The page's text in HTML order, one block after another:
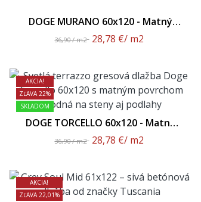
DOGE MURANO 60x120 - Matný
Povrch
36,90 / m2 28,78 €/ m2
AKCIA!
ZĽAVA 22%
SKLADOM
DOGE TORCELLO 60x120 - Matný
Povrch
36,90 / m2 28,78 €/ m2
AKCIA!
ZĽAVA 22,01%